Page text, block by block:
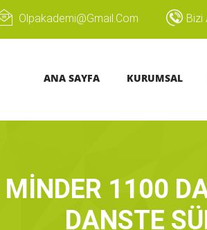
Olpakademi@gmail.com Bizi
ANA SAYFA KURUMSAL
1100
DANSTE